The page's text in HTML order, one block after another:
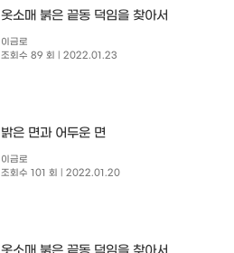
옷소매 붉은 끝동 덕임을 찾아서
이금로
조회수 89 회
| 2022.01.23
밝은 면과 어두운 면
이금로
조회수 101 회
| 2022.01.20